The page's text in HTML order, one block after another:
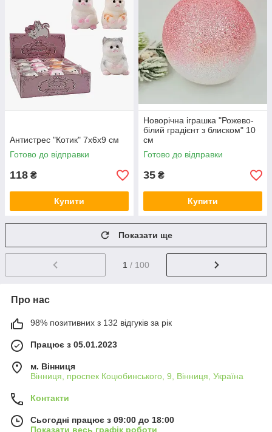
Антистрес "Котик" 7х6х9 см
Готово до відправки
118 ₴
Купити
Новорічна іграшка "Рожево-
білий градієнт з блиском" 10
см
Готово до відправки
35 ₴
Купити
Показати ще
1 / 100
Про нас
98% позитивних з 132 відгуків за рік
Працює з 05.01.2023
м. Вінниця
Вінниця, проспек Коцюбинського, 9, Вінниця, Україна
Контакти
Сьогодні працює з 09:00 до 18:00
Показати весь графік роботи